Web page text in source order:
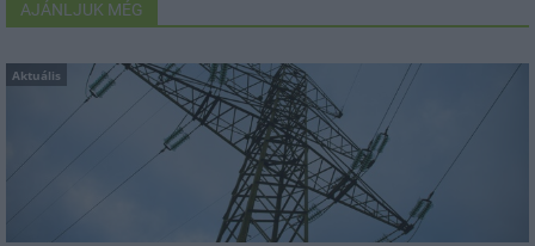
AJÁNLJUK MÉG
Aktuális